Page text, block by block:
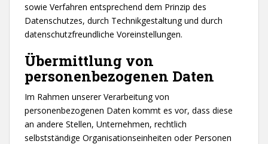
sowie Verfahren entsprechend dem Prinzip des
Datenschutzes, durch Technikgestaltung und durch
datenschutzfreundliche Voreinstellungen.
Übermittlung von
personenbezogenen Daten
Im Rahmen unserer Verarbeitung von
personenbezogenen Daten kommt es vor, dass diese
an andere Stellen, Unternehmen, rechtlich
selbstständige Organisationseinheiten oder Personen